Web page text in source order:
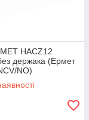
HACZ12
держака (Ермет
NO)